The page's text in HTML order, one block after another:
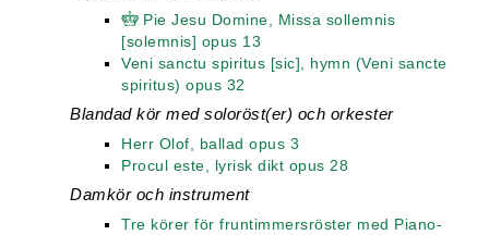
Pie Jesu Domine, Missa sollemnis
[solemnis] opus 13
Veni sanctu spiritus [sic], hymn (Veni sancte
spiritus) opus 32
Blandad kör med soloröst(er) och orkester
Herr Olof, ballad opus 3
Procul este, lyrisk dikt opus 28
Damkör och instrument
Tre körer för fruntimmersröster med Piano-